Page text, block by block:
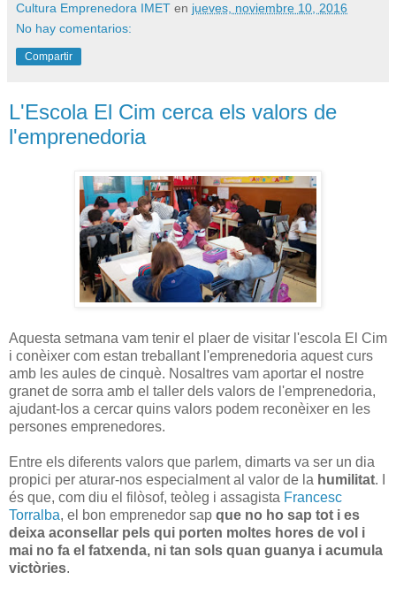
Cultura Emprenedora IMET en jueves, noviembre 10, 2016
No hay comentarios:
Compartir
L'Escola El Cim cerca els valors de
l'emprenedoria
Aquesta setmana vam tenir el plaer de visitar l'escola El Cim
i conèixer com estan treballant l'emprenedoria aquest curs
amb les aules de cinquè. Nosaltres vam aportar el nostre
granet de sorra amb el taller dels valors de l'emprenedoria,
ajudant-los a cercar quins valors podem reconèixer en les
persones emprenedores.
Entre els diferents valors que parlem, dimarts va ser un dia
propici per aturar-nos especialment al valor de la humilitat. I
és que, com diu el filòsof, teòleg i assagista Francesc
Torralba, el bon emprenedor sap que no ho sap tot i es
deixa aconsellar pels qui porten moltes hores de vol i
mai no fa el fatxenda, ni tan sols quan guanya i acumula
victòries.